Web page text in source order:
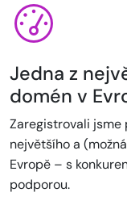
Jedna z
domén v
Zaregistrovali jsme
největšího a
Evropě – s
podporou.